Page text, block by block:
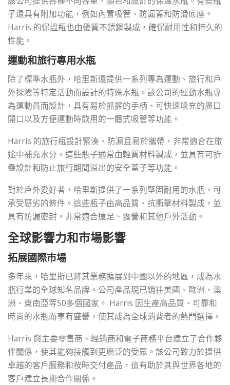
子還具有附加功能，例如內置吸管、防漏蓋和防滑底座。
Harris 的保溫瓶也由優質不銹鋼製成，確保耐用性和持久的
性能。
運動和旅行專用水瓶
除了標準水瓶外，哈里斯還提供一系列專為運動、旅行和戶
外探險等特定活動而設計的特殊水瓶。該公司的運動水瓶專
為運動員而設計，具有易於抓握的手柄、可快速填充的廣口
開口以及方便運動時飲用的一體式吸管等功能。
Harris 的旅行瓶設計緊湊、防漏且易於攜帶，非常適合在旅
途中補充水分。這些瓶子通常由輕質材料製成，並具有可折
疊設計和防止旅行期間溢出的安全蓋子等功能。
對於戶外愛好者，哈里斯提供了一系列堅固耐用的水瓶，可
承受惡劣的條件。這些瓶子由高品質、抗衝擊材料製成，並
具有防漏密封，非常適合遠足、露營和其他戶外活動。
全球影響力和市場影響
拓展國際市場
多年來，哈里斯已將其業務擴展到中國以外的地區，成為水
瓶行業的全球知名品牌。公司產品現已銷往美國、歐洲、澳
洲、東南亞等50多個國家。 Harris 因生產高品質、可靠和
時尚的水瓶而享有盛譽，使其成為全球消費者的熱門選擇。
Harris 與主要零售商、經銷商和電子商務平台建立了合作夥
伴關係，使其能夠接觸到更廣泛的受眾。該公司致力於提供
卓越的客戶服務和按時交付產品，這有助於其與世界各地的
客戶建立長期合作關係。